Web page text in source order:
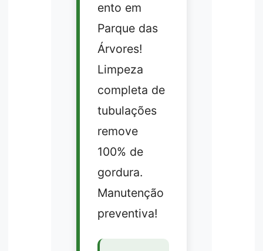
ento em
Parque das
Árvores!
Limpeza
completa de
tubulações
remove
100% de
gordura.
Manutenção
preventiva!